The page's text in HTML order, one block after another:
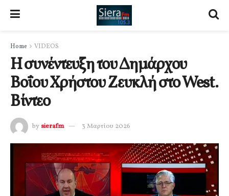
Home VIDEOS
Η συνέντευξη του Δημάρχου
Βοΐου Χρήστου Ζευκλή στο West.
Βίντεο
by sierafm 3 Μαρτίου 2026